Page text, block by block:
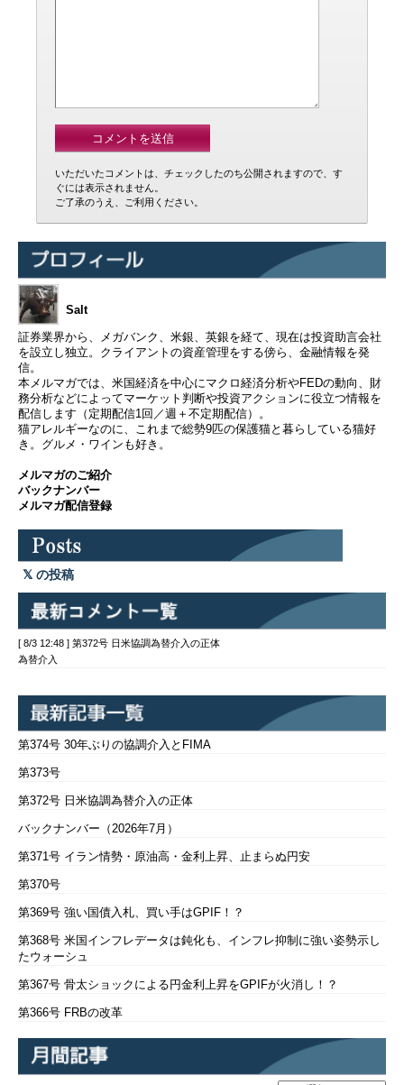
いただいたコメントは、チェックしたのち公開されますので、す
ぐには表示されません。
ご了承のうえ、ご利用ください。
Salt
証券業界から、メガバンク、米銀、英銀を経て、現在は投資助言会社
を設立し独立。クライアントの資産管理をする傍ら、金融情報を発
信。
本メルマガでは、米国経済を中心にマクロ経済分析やFEDの動向、財
務分析などによってマーケット判断や投資アクションに役立つ情報を
配信します（定期配信1回／週＋不定期配信）。
猫アレルギーなのに、これまで総勢9匹の保護猫と暮らしている猫好
き。グルメ・ワインも好き。
メルマガのご紹介
バックナンバー
メルマガ配信登録
の投稿
[ 8/3 12:48 ] 第372号 日米協調為替介入の正体
為替介入
第374号 30年ぶりの協調介入とFIMA
第373号
第372号 日米協調為替介入の正体
バックナンバー（2026年7月）
第371号 イラン情勢・原油高・金利上昇、止まらぬ円安
第370号
第369号 強い国債入札、買い手はGPIF！？
第368号 米国インフレデータは鈍化も、インフレ抑制に強い姿勢示し
たウォーシュ
第367号 骨太ショックによる円金利上昇をGPIFが火消し！？
第366号 FRBの改革